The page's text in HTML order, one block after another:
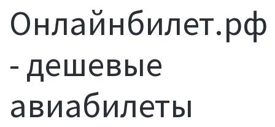
Онлайнбилет.рф
- дешевые
авиабилеты